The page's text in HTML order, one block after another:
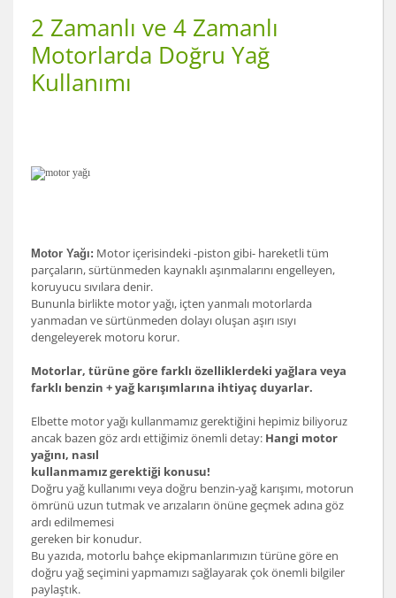
2 Zamanlı ve 4 Zamanlı
Motorlarda Doğru Yağ
Kullanımı
Motor Yağı: Motor içerisindeki -piston gibi- hareketli tüm
parçaların, sürtünmeden kaynaklı aşınmalarını engelleyen,
koruyucu sıvılara denir.
Bununla birlikte motor yağı, içten yanmalı motorlarda
yanmadan ve sürtünmeden dolayı oluşan aşırı ısıyı
dengeleyerek motoru korur.
Motorlar, türüne göre farklı özelliklerdeki yağlara veya
farklı benzin + yağ karışımlarına ihtiyaç duyarlar.
Elbette motor yağı kullanmamız gerektiğini hepimiz biliyoruz
ancak bazen göz ardı ettiğimiz önemli detay: Hangi motor
yağını, nasıl
kullanmamız gerektiği konusu!
Doğru yağ kullanımı veya doğru benzin-yağ karışımı, motorun
ömrünü uzun tutmak ve arızaların önüne geçmek adına göz
ardı edilmemesi
gereken bir konudur.
Bu yazıda, motorlu bahçe ekipmanlarımızın türüne göre en
doğru yağ seçimini yapmamızı sağlayarak çok önemli bilgiler
paylaştık.